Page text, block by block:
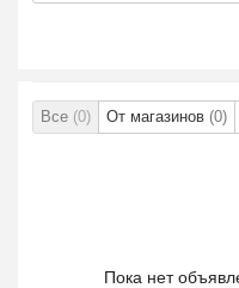
Все (0) От магазинов (0)
Пока нет